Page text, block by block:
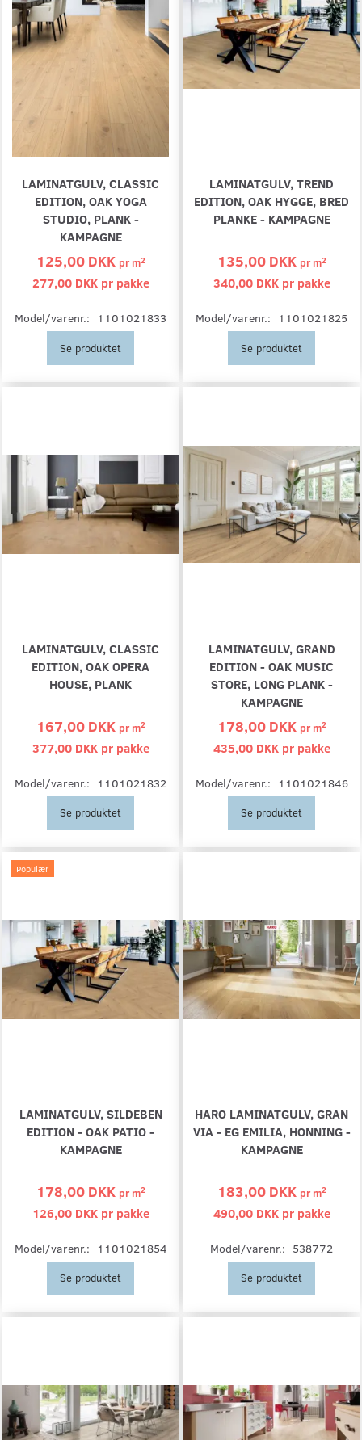
LAMINATGULV, CLASSIC
EDITION, OAK YOGA
STUDIO, PLANK -
KAMPAGNE
125,00 DKK prm2
277,00 DKK pr pakke
Model/varenr.: 1101021833
Se produktet
LAMINATGULV, TREND
EDITION, OAK HYGGE, BRED
PLANKE - KAMPAGNE
135,00 DKK prm2
340,00 DKK pr pakke
Model/varenr.: 1101021825
Se produktet
LAMINATGULV, CLASSIC
EDITION, OAK OPERA
HOUSE, PLANK
167,00 DKK prm2
377,00 DKK pr pakke
Model/varenr.: 1101021832
Se produktet
LAMINATGULV, GRAND
EDITION - OAK MUSIC
STORE, LONG PLANK -
KAMPAGNE
178,00 DKK prm2
435,00 DKK pr pakke
Model/varenr.: 1101021846
Se produktet
Populær
LAMINATGULV, SILDEBEN
EDITION - OAK PATIO -
KAMPAGNE
178,00 DKK prm2
126,00 DKK pr pakke
Model/varenr.: 1101021854
Se produktet
HARO LAMINATGULV, GRAN
VIA - EG EMILIA, HONNING -
KAMPAGNE
183,00 DKK prm2
490,00 DKK pr pakke
Model/varenr.: 538772
Se produktet